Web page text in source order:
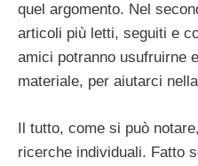
quel argomento. Nel
articoli più letti, seguiti e
amici potranno usufruirne
materiale, per aiutarci
Il tutto, come si può
ricerche individuali. Fatto